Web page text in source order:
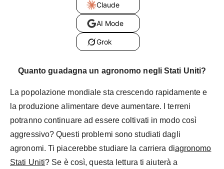
Claude
AI Mode
Grok
Quanto guadagna un agronomo negli Stati Uniti?
La popolazione mondiale sta crescendo rapidamente e
la produzione alimentare deve aumentare. I terreni
potranno continuare ad essere coltivati in modo così
aggressivo? Questi problemi sono studiati dagli
agronomi. Ti piacerebbe studiare la carriera diagronomo
Stati Uniti? Se è così, questa lettura ti aiuterà a